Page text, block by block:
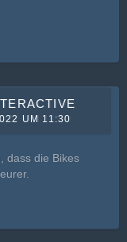
UM 11:30
dass die Bikes